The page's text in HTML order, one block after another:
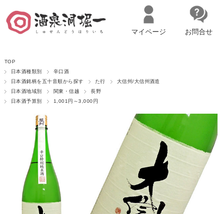
マイページ お問合せ
TOP
日本酒種類別
辛口酒
日本酒銘柄を五十音順から探す
た行
大信州/大信州酒造
日本酒地域別
関東・信越
長野
日本酒予算別
1,001円～3,000円